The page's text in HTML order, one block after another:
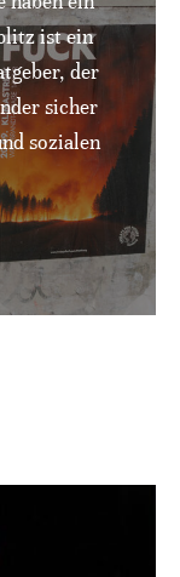
ist ein
der
sicher
sozialen